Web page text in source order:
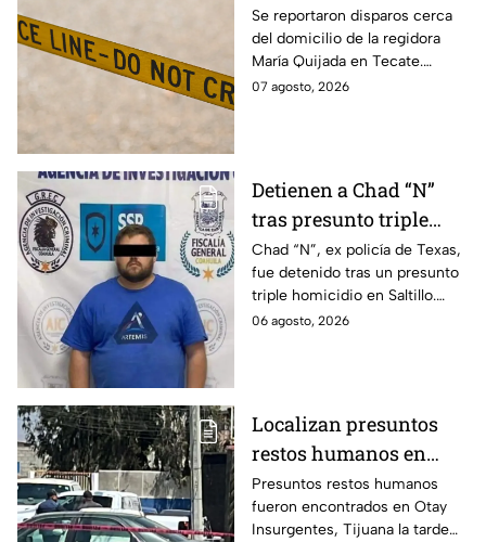
domicilio de la
regidora María Quijada
en Tecate; esto se sabe
Se reportaron disparos cerca
del domicilio de la regidora
María Quijada en Tecate.
Autoridades investigan el
07 agosto, 2026
Detienen a Chad “N”
tras presunto triple
homicidio e intento de
llevarse a su hijo a
Estados Unidos
Chad “N”, ex policía de Texas,
fue detenido tras un presunto
triple homicidio en Saltillo.
También habría intentado
06 agosto, 2026
Localizan presuntos
restos humanos en
vivienda de Otay
Insurgentes en Tijuana
Presuntos restos humanos
fueron encontrados en Otay
Insurgentes, Tijuana la tarde